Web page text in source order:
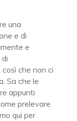
una
e dì
e
che non ci
Sa che le
appunti
prelevare
qui per